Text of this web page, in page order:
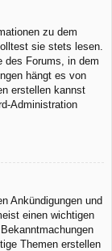
zu dem
sie stets lesen.
des Forums, in dem
hängt es von
erstellen kannst
Administration
Ankündigungen und
einen wichtigen
Themen erstellen